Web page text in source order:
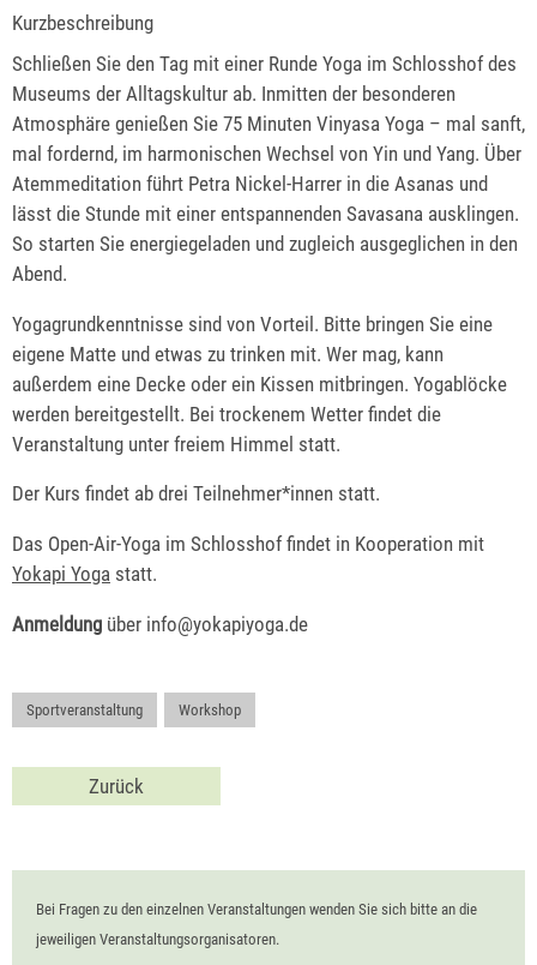
Kurzbeschreibung
Schließen Sie den Tag mit einer Runde Yoga im Schlosshof des
Museums der Alltagskultur ab. Inmitten der besonderen
Atmosphäre genießen Sie 75 Minuten Vinyasa Yoga – mal sanft,
mal fordernd, im harmonischen Wechsel von Yin und Yang. Über
Atemmeditation führt Petra Nickel-Harrer in die Asanas und
lässt die Stunde mit einer entspannenden Savasana ausklingen.
So starten Sie energiegeladen und zugleich ausgeglichen in den
Abend.
Yogagrundkenntnisse sind von Vorteil. Bitte bringen Sie eine
eigene Matte und etwas zu trinken mit. Wer mag, kann
außerdem eine Decke oder ein Kissen mitbringen. Yogablöcke
werden bereitgestellt. Bei trockenem Wetter findet die
Veranstaltung unter freiem Himmel statt.
Der Kurs findet ab drei Teilnehmer*innen statt.
Das Open-Air-Yoga im Schlosshof findet in Kooperation mit
Yokapi Yoga statt.
Anmeldung über info@yokapiyoga.de
Sportveranstaltung Workshop
Zurück
Bei Fragen zu den einzelnen Veranstaltungen wenden Sie sich bitte an die
jeweiligen Veranstaltungsorganisatoren.